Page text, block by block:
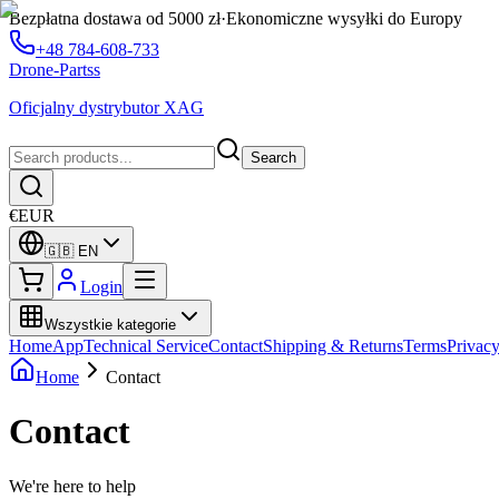
Bezpłatna dostawa od 5000 zł·Ekonomiczne wysyłki do Europy
+48 784-608-733
Drone-Partss
Oficjalny dystrybutor XAG
Search
€EUR
🇬🇧 EN
Login
Wszystkie kategorie
HomeAppTechnical ServiceContactShipping & ReturnsTermsPrivacy
Home
Contact
Contact
We're here to help